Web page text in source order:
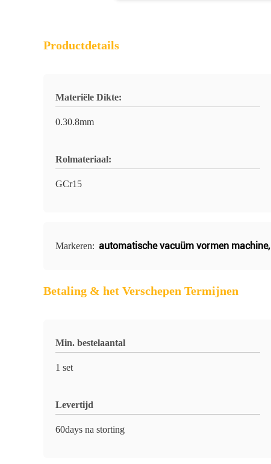
Productdetails
Materiële Dikte:
0.30.8mm
Rolmateriaal:
GCr15
Markeren: automatische vacuüm vormen machine,
Betaling & het Verschepen Termijnen
Min. bestelaantal
1 set
Levertijd
60days na storting